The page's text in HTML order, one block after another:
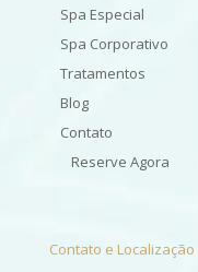
Spa Especial
Spa Corporativo
Tratamentos
Blog
Contato
Reserve Agora
Contato e Localização